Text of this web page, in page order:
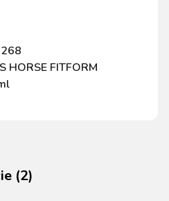
HORSE FITFORM
(2)